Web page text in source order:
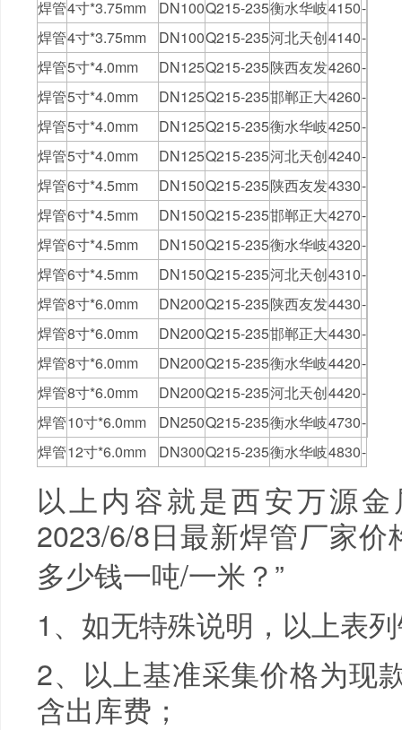
焊管4寸*3.75mm DN100Q215-235衡水华岐4150-
焊管4寸*3.75mm DN100Q215-235河北天创4140-
焊管5寸*4.0mm DN125Q215-235陕西友发4260-
焊管5寸*4.0mm DN125Q215-235邯郸正大4260-
焊管5寸*4.0mm DN125Q215-235衡水华岐4250-
焊管5寸*4.0mm DN125Q215-235河北天创4240-
焊管6寸*4.5mm DN150Q215-235陕西友发4330-
焊管6寸*4.5mm DN150Q215-235邯郸正大4270-
焊管6寸*4.5mm DN150Q215-235衡水华岐4320-
焊管6寸*4.5mm DN150Q215-235河北天创4310-
焊管8寸*6.0mm DN200Q215-235陕西友发4430-
焊管8寸*6.0mm DN200Q215-235邯郸正大4430-
焊管8寸*6.0mm DN200Q215-235衡水华岐4420-
焊管8寸*6.0mm DN200Q215-235河北天创4420-
焊管10寸*6.0mm DN250Q215-235衡水华岐4730-
焊管12寸*6.0mm DN300Q215-235衡水华岐4830-
以上内容就是西安万源
2023/6/8日最新焊管厂家价
多少钱一吨/一米？”
1、如无特殊说明，以上表
2、以上基准采集价格为现
含出库费；